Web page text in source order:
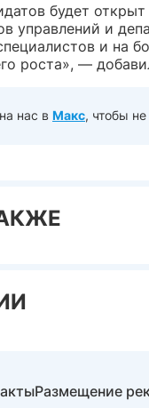
будет
управлений и
и на
роста», —
нас в Макс, чтобы
Размещение